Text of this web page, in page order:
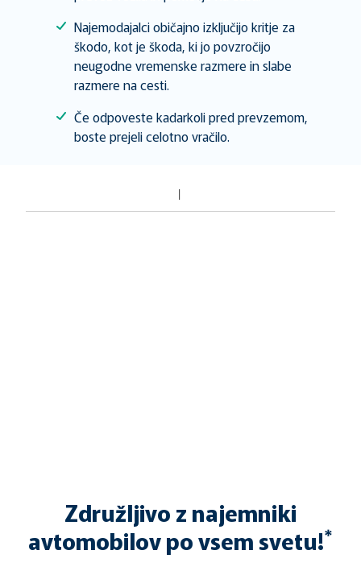
Najemodajalci običajno izključijo kritje za
škodo, kot je škoda, ki jo povzročijo
neugodne vremenske razmere in slabe
razmere na cesti.
Če odpoveste kadarkoli pred prevzemom,
boste prejeli celotno vračilo.
Združljivo z najemniki
avtomobilov po vsem svetu!*